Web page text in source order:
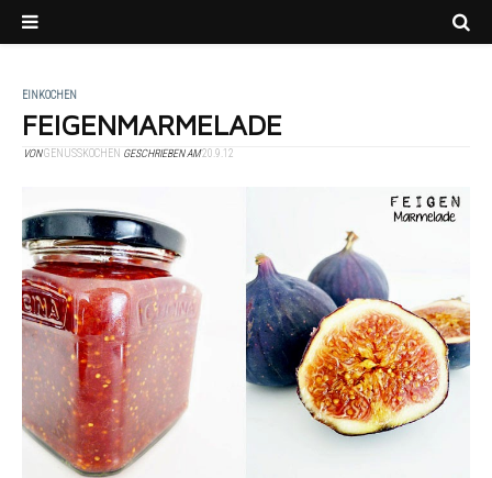
EINKOCHEN
FEIGENMARMELADE
VONGENUSSKOCHEN GESCHRIEBEN AM20.9.12